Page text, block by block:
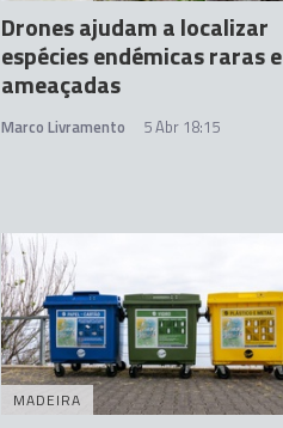
Drones ajudam a localizar
espécies endémicas raras e
ameaçadas
Marco Livramento 5 Abr 18:15
MADEIRA